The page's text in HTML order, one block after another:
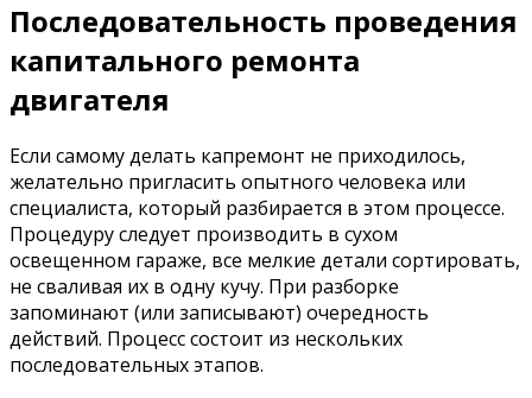
Последовательность проведения
капитального ремонта
двигателя
Если самому делать капремонт не приходилось,
желательно пригласить опытного человека или
специалиста, который разбирается в этом процессе.
Процедуру следует производить в сухом
освещенном гараже, все мелкие детали сортировать,
не сваливая их в одну кучу. При разборке
запоминают (или записывают) очередность
действий. Процесс состоит из нескольких
последовательных этапов.